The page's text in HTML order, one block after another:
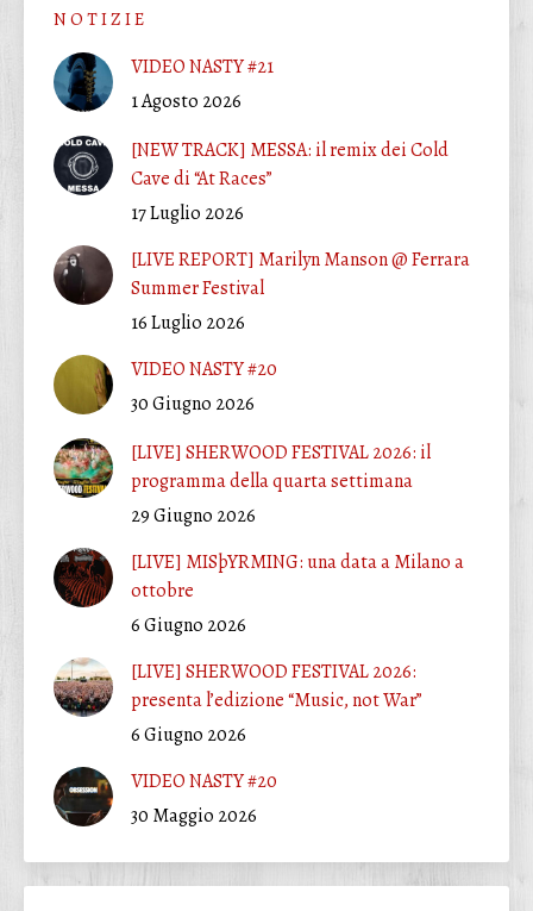
N O T I Z I E
VIDEO NASTY #21
1 Agosto 2026
[NEW TRACK] MESSA: il remix dei Cold
Cave di “At Races”
17 Luglio 2026
[LIVE REPORT] Marilyn Manson @ Ferrara
Summer Festival
16 Luglio 2026
VIDEO NASTY #20
30 Giugno 2026
[LIVE] SHERWOOD FESTIVAL 2026: il
programma della quarta settimana
29 Giugno 2026
[LIVE] MISþYRMING: una data a Milano a
ottobre
6 Giugno 2026
[LIVE] SHERWOOD FESTIVAL 2026:
presenta l’edizione “Music, not War”
6 Giugno 2026
VIDEO NASTY #20
30 Maggio 2026